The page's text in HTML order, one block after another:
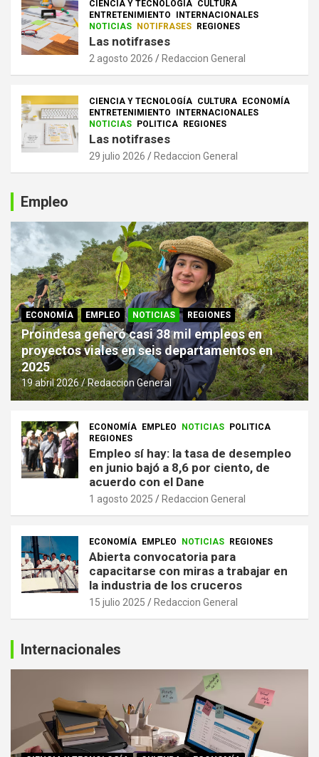
CIENCIA Y TECNOLOGÍA CULTURA
ENTRETENIMIENTO
INTERNACIONALES
NOTICIAS
NOTIFRASES REGIONES
Las notifrases
2 agosto 2026 Redaccion General
CIENCIA Y TECNOLOGÍA CULTURA
ECONOMÍA
ENTRETENIMIENTO
INTERNACIONALES
NOTICIAS
POLITICA REGIONES
Las notifrases
29 julio 2026 Redaccion General
Empleo
ECONOMÍA EMPLEO NOTICIAS REGIONES
Proindesa generó casi 38 mil empleos en
proyectos viales en seis departamentos en
2025
19 abril 2026 Redaccion General
ECONOMÍA EMPLEO NOTICIAS POLITICA
REGIONES
Empleo sí hay: la tasa de desempleo
en junio bajó a 8,6 por ciento, de
acuerdo con el Dane
1 agosto 2025 Redaccion General
ECONOMÍA EMPLEO NOTICIAS REGIONES
Abierta convocatoria para
capacitarse con miras a trabajar en
la industria de los cruceros
15 julio 2025 Redaccion General
Internacionales